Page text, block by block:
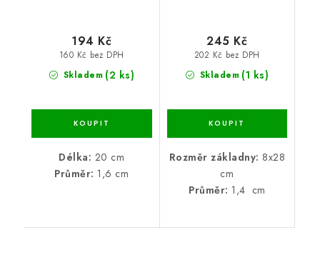
Skladem (2 ks)
160 Kč bez DPH
194 Kč
Délka: 20 cm
Průměr: 1,6 cm
Skladem (1 ks)
202 Kč bez DPH
245 Kč
Rozměr základny: 8x28
cm
Průměr: 1,4 cm